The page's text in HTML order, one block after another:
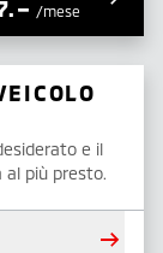
/mese
e il
più presto.